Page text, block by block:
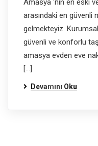
Amasya ‘nın en eski
arasındaki en güvenli
gelmekteyiz.
güvenli ve konforlu
amasya evden eve
[…]
Devamını Oku